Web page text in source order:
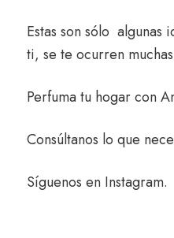
Estas son sólo algunas
ti, se te ocurren
Perfuma tu hogar con
Consúltanos lo que
Síguenos en Instagram.